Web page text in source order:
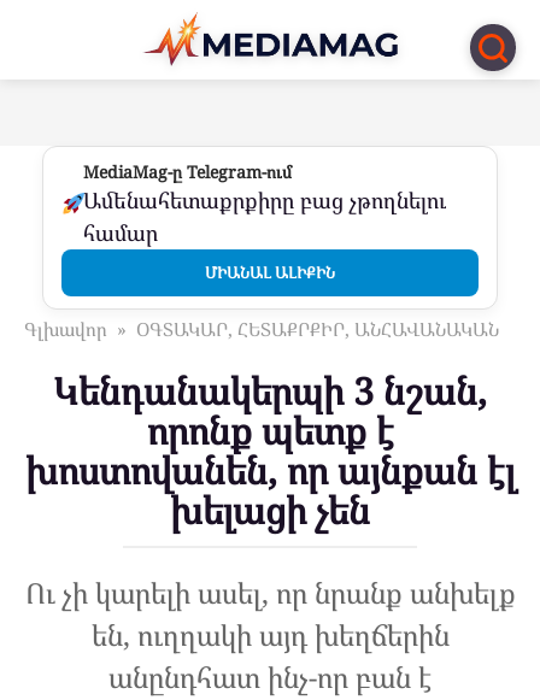
Перейти
контенту
MediaMag-ը Telegram-ում
Ամենահետաքրքիրը բաց չթողնելու
համար
ՄԻԱՆԱԼ ԱԼԻՔԻՆ
Գլխավոր » ՕԳՏԱԿԱՐ, ՀԵՏԱՔՐՔԻՐ, ԱՆՀԱՎԱՆԱԿԱՆ
Կենդանակերպի 3 նշան,
որոնք պետք է
խոստովանեն, որ այնքան էլ
խելացի չեն
Ու չի կարելի ասել, որ նրանք անխելք
են, ուղղակի այդ խեղճերին
անընդհատ ինչ-որ բան է